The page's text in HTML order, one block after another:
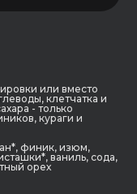
или вместо
клетчатка и
- только
кураги и
финик, изюм,
ваниль, сода,
орех